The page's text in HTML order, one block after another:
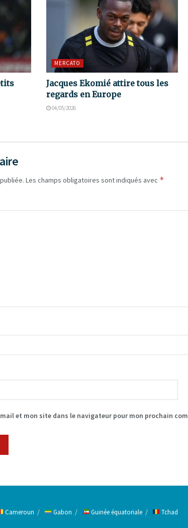
MERCATO
Jacques Ekomié attire tous les
regards en Europe
04/05/2026
Les champs obligatoires sont indiqués avec *
et mon site dans le navigateur pour mon prochain
Cameroun Gabon Guinée équatoriale Tchad